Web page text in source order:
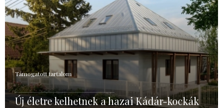
Támogatott tartalom
Új életre kelhetnek a hazai Kádár-kockák